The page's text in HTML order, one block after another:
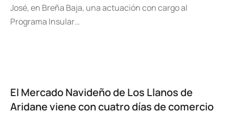
José, en Breña Baja, una actuación con cargo al
Programa Insular…
El Mercado Navideño de Los Llanos de
Aridane viene con cuatro días de comercio